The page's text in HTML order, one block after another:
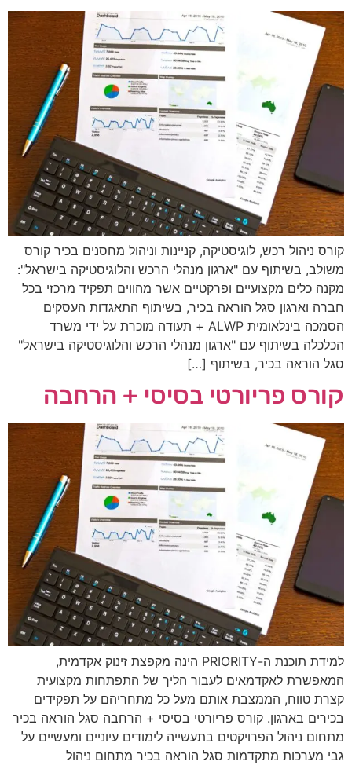
קורס ניהול רכש, לוגיסטיקה, קניינות וניהול מחסנים בכיר קורס
משולב, בשיתוף עם "ארגון מנהלי הרכש והלוגיסטיקה בישראל":
מקנה כלים מקצועיים ופרקטיים אשר מהווים תפקיד מרכזי בכל
חברה וארגון סגל הוראה בכיר, בשיתוף התאגדות העסקים​
הסמכה בינלאומית ALWP​ + תעודה מוכרת על ידי משרד
הכלכלה בשיתוף עם "ארגון מנהלי הרכש והלוגיסטיקה בישראל"​
סגל הוראה בכיר, בשיתוף […]
קורס פריורטי בסיסי + הרחבה
למידת תוכנת ה-PRIORITY הינה מקפצת זינוק אקדמית,
המאפשרת לאקדמאים לעבור הליך של התפתחות מקצועית
קצרת טווח, הממצבת אותם מעל כל מתחריהם על תפקידים
בכירים בארגון. קורס פריורטי בסיסי + הרחבה סגל הוראה בכיר
מתחום ניהול הפרויקטים בתעשייה לימודים עיוניים ומעשיים על
גבי מערכות מתקדמות סגל הוראה בכיר מתחום ניהול